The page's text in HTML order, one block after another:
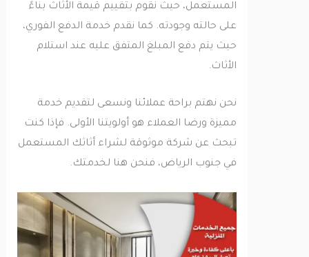
المستعمل، حيث نقوم بتقييم قيمة الأثاث بناءً
على حالته وجودته. كما نقدم خدمة الدفع الفوري،
حيث يتم دفع المبلغ المتفق عليه عند استلام
الأثاث.
نحن نهتم براحة عملائنا ونسعى لتقديم خدمة
مميزة ورضا العملاء هو أولويتنا الأولى. فإذا كنت
تبحث عن شركة موثوقة لشراء أثاثك المستعمل
في جنوب الرياض، فنحن هنا لخدمتك.